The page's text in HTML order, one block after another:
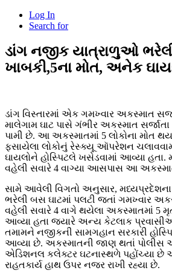
Log In
Search for
ડાંગ નજીક યાત્રાળુઓ
ખાબકી,5ના મોત, અનેક
ડાંગ વિસ્તારમાં એક ગમખ્વાર અકસ્માત
માલેગામ ઘાટ પાસે ગંભીર અકસ્માત
પામી છે. આ અકસ્માતમાં 5 લોકોના મોત
ફસાયેલા લોકોનું રેસ્ક્યૂ ઑપરેશન
ઘાયલોને હોસ્પિટલે ખસેડવામાં આવ્યા હતા.
વહેલી સવારે 4 વાગ્યા આસપાસ આ
સામે આવેલી વિગતો અનુસાર, મધ્યપ્રદેશના
ભરેલી બસ ઘાટમાં પલટી જતાં ગમખ્વાર
વહેલી સવારે 4 વાગે થયેલા અકસ્માતમાં 5
આવ્યા હતા જ્યારે અન્ય કેટલાક
તમામને નજીકની સામગહાન સરકારી
આવ્યા છે. અકસ્માતની જાણ થતાં પોલીસ
એડિશનલ કલેક્ટર ઘટનાસ્થળે પહોંચ્યા
રાહતકાર્ય હાથ ઉપર નજર રાખી રહ્યા છે.